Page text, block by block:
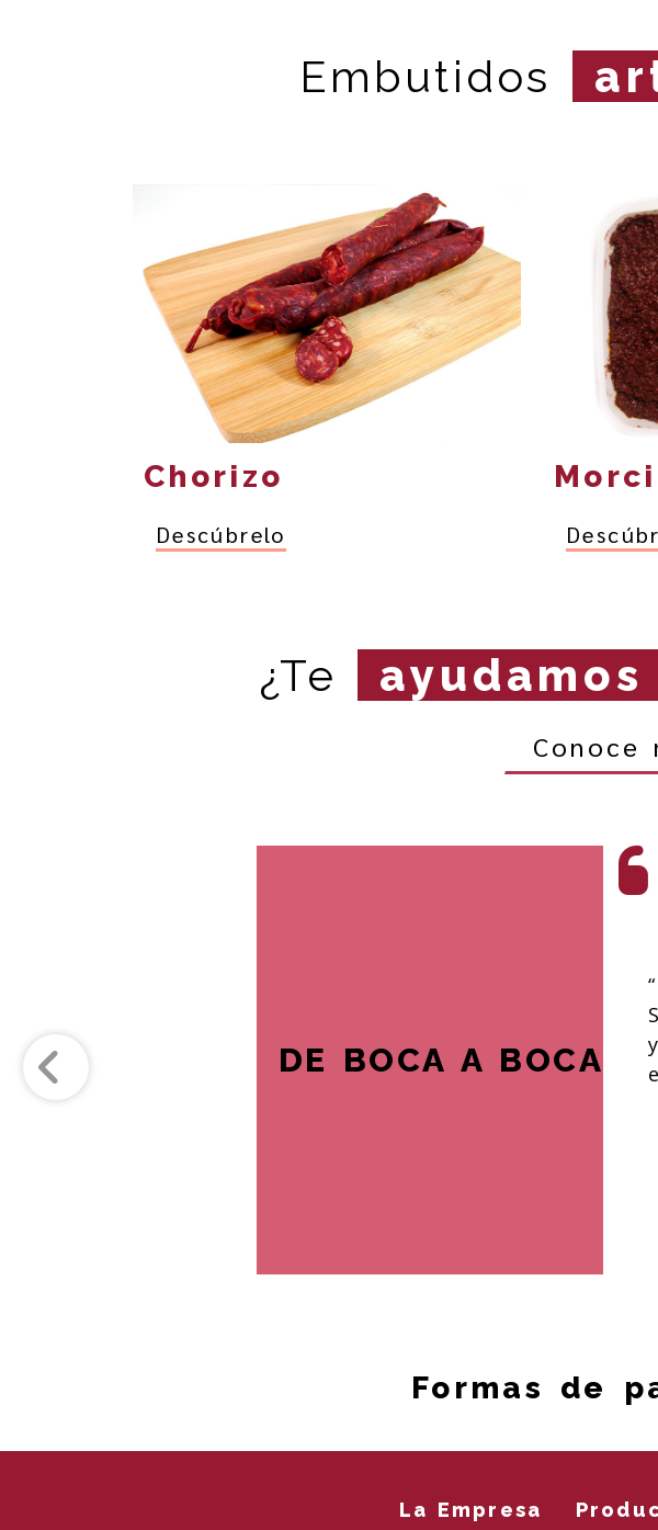
Embutidos
Chorizo
Descúbrelo
¿Te ayudamos
Conoce
DE BOCA A BOCA
Formas de
La Empresa